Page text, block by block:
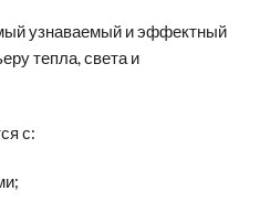
узнаваемый и эффектный
тепла, света и
с: